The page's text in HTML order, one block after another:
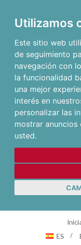
Utilizamos
Este sitio web
de seguimiento
navegación con
la funcionalidad
una mejor
interés en
personalizar las
mostrar anuncios
usted.
ES